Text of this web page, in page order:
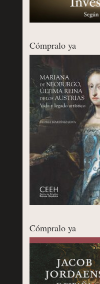
Cómpralo ya
Cómpralo ya